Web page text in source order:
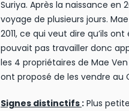
Suriya. Après la naissance en
voyage de plusieurs jours.
2011, ce qui veut dire qu’ils
pouvait pas travailler donc
les 4 propriétaires de Mae
ont proposé de les vendre au
Signes distinctifs : Plus